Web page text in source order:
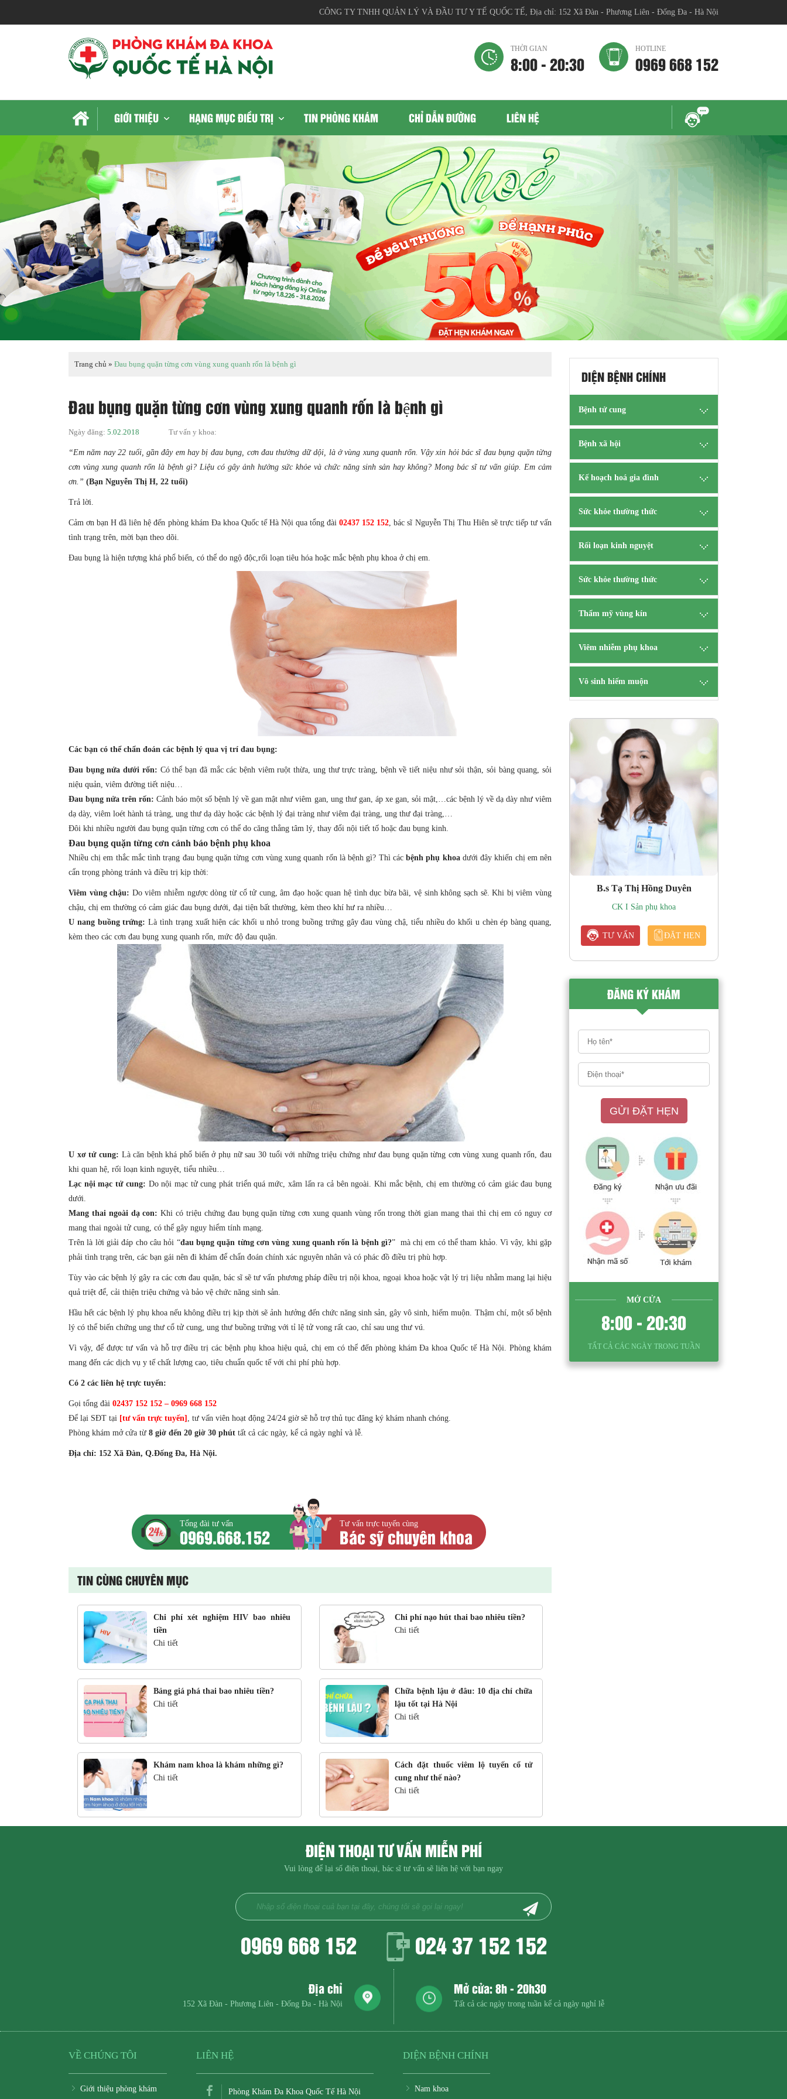
CÔNG TY TNHH QUẢN LÝ VÀ ĐẦU TƯ Y TẾ QUỐC TẾ, Địa chỉ: 152 Xã Đàn - Phương Liên - Đống Đa - Hà Nội
THỜI GIAN
8:00 - 20:30
HOTLINE
0969 668 152
GIỚI THIỆU HẠNG MỤC ĐIỀU TRỊ TIN PHÒNG KHÁM CHỈ DẪN ĐƯỜNG LIÊN HỆ
Trang chủ » Đau bụng quặn từng cơn vùng xung quanh rốn là bệnh gì
Đau bụng quặn từng cơn vùng xung quanh rốn là bệnh gì
Ngày đăng: 5.02.2018 Tư vấn y khoa:
“Em năm nay 22 tuổi, gần đây em hay bị đau bụng, cơn đau thường dữ dội, là ở vùng xung quanh rốn. Vậy xin hỏi bác sĩ đau bụng quặn từng
cơn vùng xung quanh rốn là bệnh gì? Liệu có gây ảnh hưởng sức khỏe và chức năng sinh sản hay không? Mong bác sĩ tư vấn giúp. Em cảm
ơn.” (Bạn Nguyễn Thị H, 22 tuổi)
Trả lời.
Cảm ơn bạn H đã liên hệ đến phòng khám Đa khoa Quốc tế Hà Nội qua tổng đài02437 152 152, bác sĩ Nguyễn Thị Thu Hiên sẽ trực tiếp tư vấn
tình trạng trên, mời bạn theo dõi.
Đau bụng là hiện tượng khá phổ biến, có thể do ngộ độc,rối loạn tiêu hóa hoặc mắc bệnh phụ khoa ở chị em.
Các bạn có thể chẩn đoán các bệnh lý qua vị trí đau bụng:
Đau bụng nửa dưới rốn: Có thể bạn đã mắc các bệnh viêm ruột thừa, ung thư trực tràng, bệnh về tiết niệu như sỏi thận, sỏi bàng quang, sỏi
niệu quản, viêm đường tiết niệu…
Đau bụng nửa trên rốn: Cảnh báo một số bệnh lý về gan mật như viêm gan, ung thư gan, áp xe gan, sỏi mật,…các bệnh lý về dạ dày như viêm
dạ dày, viêm loét hành tá tràng, ung thư dạ dày hoặc các bệnh lý đại tràng như viêm đại tràng, ung thư đại tràng,…
Đôi khi nhiều người đau bụng quặn từng cơn có thể do căng thẳng tâm lý, thay đổi nội tiết tố hoặc đau bụng kinh.
Đau bụng quặn từng cơn cảnh báo bệnh phụ khoa
Nhiều chị em thắc mắc tình trạng đau bụng quặn từng cơn vùng xung quanh rốn là bệnh gì? Thì cácbệnh phụ khoadưới đây khiến chị em nên
cẩn trọng phòng tránh và điều trị kịp thời:
Viêm vùng chậu: Do viêm nhiễm ngược dòng từ cổ tử cung, âm đạo hoặc quan hệ tình dục bừa bãi, vệ sinh không sạch sẽ. Khi bị viêm vùng
chậu, chị em thường có cảm giác đau bụng dưới, đại tiện bất thường, kèm theo khí hư ra nhiều…
U nang buồng trứng: Là tình trạng xuất hiện các khối u nhỏ trong buồng trứng gây đau vùng chậ, tiểu nhiều do khối u chèn ép bàng quang,
kèm theo các cơn đau bụng xung quanh rốn, mức độ đau quặn.
U xơ tử cung: Là căn bệnh khá phổ biến ở phụ nữ sau 30 tuổi với những triệu chứng như đau bụng quặn từng cơn vùng xung quanh rốn, đau
khi quan hệ, rối loạn kinh nguyệt, tiểu nhiều…
Lạc nội mạc tử cung: Do nội mạc tử cung phát triển quá mức, xâm lấn ra cả bên ngoài. Khi mắc bệnh, chị em thường có cảm giác đau bụng
dưới.
Mang thai ngoài dạ con: Khi có triệu chứng đau bụng quặn từng cơn xung quanh vùng rốn trong thời gian mang thai thì chị em có nguy cơ
mang thai ngoài tử cung, có thể gây nguy hiểm tính mạng.
Trên là lời giải đáp cho câu hỏi “đau bụng quặn từng cơn vùng xung quanh rốn là bệnh gì?” mà chị em có thể tham khảo. Vì vậy, khi gặp
phải tình trạng trên, các bạn gái nên đi khám để chẩn đoán chính xác nguyên nhân và có phác đồ điều trị phù hợp.
Tùy vào các bệnh lý gây ra các cơn đau quặn, bác sĩ sẽ tư vấn phương pháp điều trị nội khoa, ngoại khoa hoặc vật lý trị liệu nhằm mang lại hiệu
quả triệt để, cải thiện triệu chứng và bảo vệ chức năng sinh sản.
Hầu hết các bệnh lý phụ khoa nếu không điều trị kịp thời sẽ ảnh hưởng đến chức năng sinh sản, gây vô sinh, hiếm muộn. Thậm chí, một số bệnh
lý có thể biến chứng ung thư cổ tử cung, ung thư buồng trứng với tỉ lệ tử vong rất cao, chỉ sau ung thư vú.
Vì vậy, để được tư vấn và hỗ trợ điều trị các bệnh phụ khoa hiệu quả, chị em có thể đến phòng khám Đa khoa Quốc tế Hà Nội. Phòng khám
mang đến các dịch vụ y tế chất lượng cao, tiêu chuẩn quốc tế với chi phí phù hợp.
Có 2 các liên hệ trực tuyến:
Gọi tổng đài 02437 152 152 – 0969 668 152
Để lại SĐT tại [tư vấn trực tuyến] , tư vấn viên hoạt động 24/24 giờ sẽ hỗ trợ thủ tục đăng ký khám nhanh chóng.
Phòng khám mở cửa từ 8 giờ đến 20 giờ 30 phút tất cả các ngày, kể cả ngày nghỉ và lễ.
Địa chỉ: 152 Xã Đàn, Q.Đống Đa, Hà Nội.
Tổng đài tư vấn
0969.668.152
Tư vấn trực tuyến cùng
Bác sỹ chuyên khoa
TIN CÙNG CHUYÊN MỤC
Chi phí xét nghiệm HIV bao nhiêu
tiền
Chi tiết
Chi phí nạo hút thai bao nhiêu tiền?
Chi tiết
Bảng giá phá thai bao nhiêu tiền?
Chi tiết
Chữa bệnh lậu ở đâu: 10 địa chỉ chữa
lậu tốt tại Hà Nội
Chi tiết
Khám nam khoa là khám những gì?
Chi tiết
Cách đặt thuốc viêm lộ tuyến cổ tử
cung như thế nào?
Chi tiết
DIỆN BỆNH CHÍNH
Bệnh tử cung
Bệnh xã hội
Kế hoạch hoá gia đình
Sức khỏe thường thức
Rối loạn kinh nguyệt
Sức khỏe thường thức
Thẩm mỹ vùng kín
Viêm nhiễm phụ khoa
Vô sinh hiếm muộn
B.s Tạ Thị Hồng Duyên
B.s Tạ Thị Hồng Duyên
CK I Sản phụ khoa
TƯ VẤN ĐẶT HẸN
ĐĂNG KÝ KHÁM
GỬI ĐẶT HẸN
MỞ CỬA
8:00 - 20:30
TẤT CẢ CÁC NGÀY TRONG TUẦN
ĐIỆN THOẠI TƯ VẤN MIỄN PHÍ
Vui lòng để lại số điện thoại, bác sĩ tư vấn sẽ liên hệ với bạn ngay
0969 668 152 024 37 152 152
Địa chỉ
152 Xã Đàn - Phương Liên - Đống Đa - Hà Nội
Mở cửa: 8h - 20h30
Tất cả các ngày trong tuần kể cả ngày nghỉ lễ
VỀ CHÚNG TÔI
Giới thiệu phòng khám
LIÊN HỆ
Phòng Khám Đa Khoa Quốc Tế Hà Nội
DIỆN BỆNH CHÍNH
Nam khoa